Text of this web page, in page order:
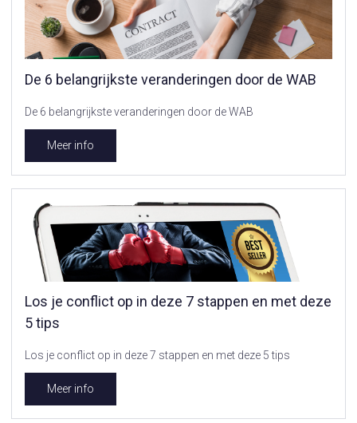
De 6 belangrijkste veranderingen door de WAB
De 6 belangrijkste veranderingen door de WAB
Meer info
Los je conflict op in deze 7 stappen en met deze
5 tips
Los je conflict op in deze 7 stappen en met deze 5 tips
Meer info